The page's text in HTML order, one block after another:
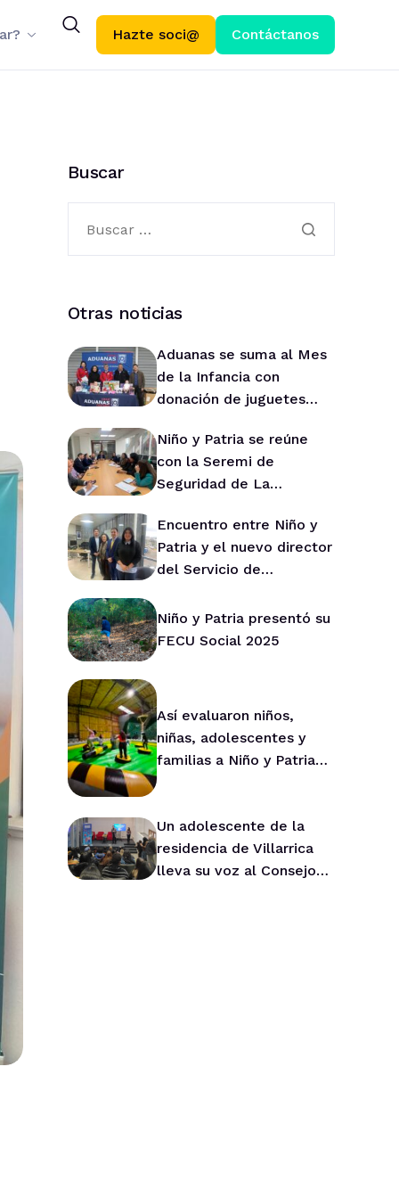
Hazte soci@ Contáctanos
Buscar
Otras noticias
Aduanas se suma al Mes
de la Infancia con
donación de juguetes
Niño y Patria se reúne
con la Seremi de
Seguridad de La
la prevención en la
región
Encuentro entre Niño y
Patria y el nuevo director
del Servicio de
Araucanía marca ruta de
trabajo conjunto
Niño y Patria presentó su
FECU Social 2025
Así evaluaron niños,
niñas, adolescentes y
familias a Niño y Patria
Un adolescente de la
residencia de Villarrica
lleva su voz al Consejo